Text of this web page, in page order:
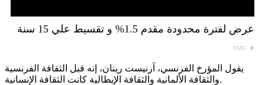
عرض لفترة محدودة مقدم 1.5% و تقسيط علي 15 سنة
TMG
يقول المؤرخ الفرنسي، آرنيست رينان، إنه قبل الثقافة الفرنسية
والثقافة الألمانية والثقافة الإيطالية كانت الثقافة الإنسانية.